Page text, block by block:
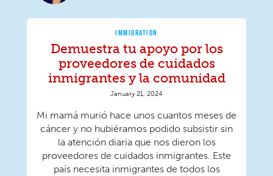
IMMIGRATION
Demuestra tu apoyo por los
proveedores de cuidados
inmigrantes y la comunidad
January 21, 2024
Mi mamá murió hace unos cuantos meses de
cáncer y no hubiéramos podido subsistir sin
la atención diaria que nos dieron los
proveedores de cuidados inmigrantes. Este
país necesita inmigrantes de todos los